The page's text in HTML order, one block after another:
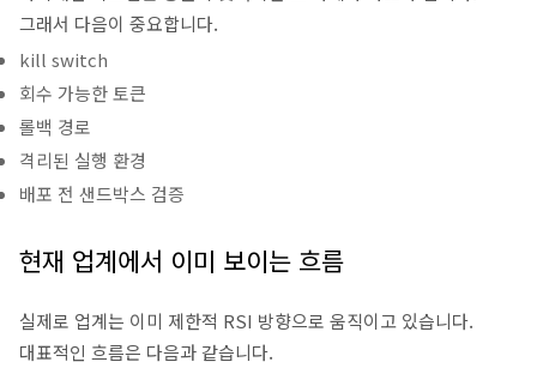
그래서 다음이 중요합니다.
kill switch
회수 가능한 토큰
롤백 경로
격리된 실행 환경
배포 전 샌드박스 검증
현재 업계에서 이미 보이는 흐름
실제로 업계는 이미 제한적 RSI 방향으로 움직이고 있습니다.
대표적인 흐름은 다음과 같습니다.